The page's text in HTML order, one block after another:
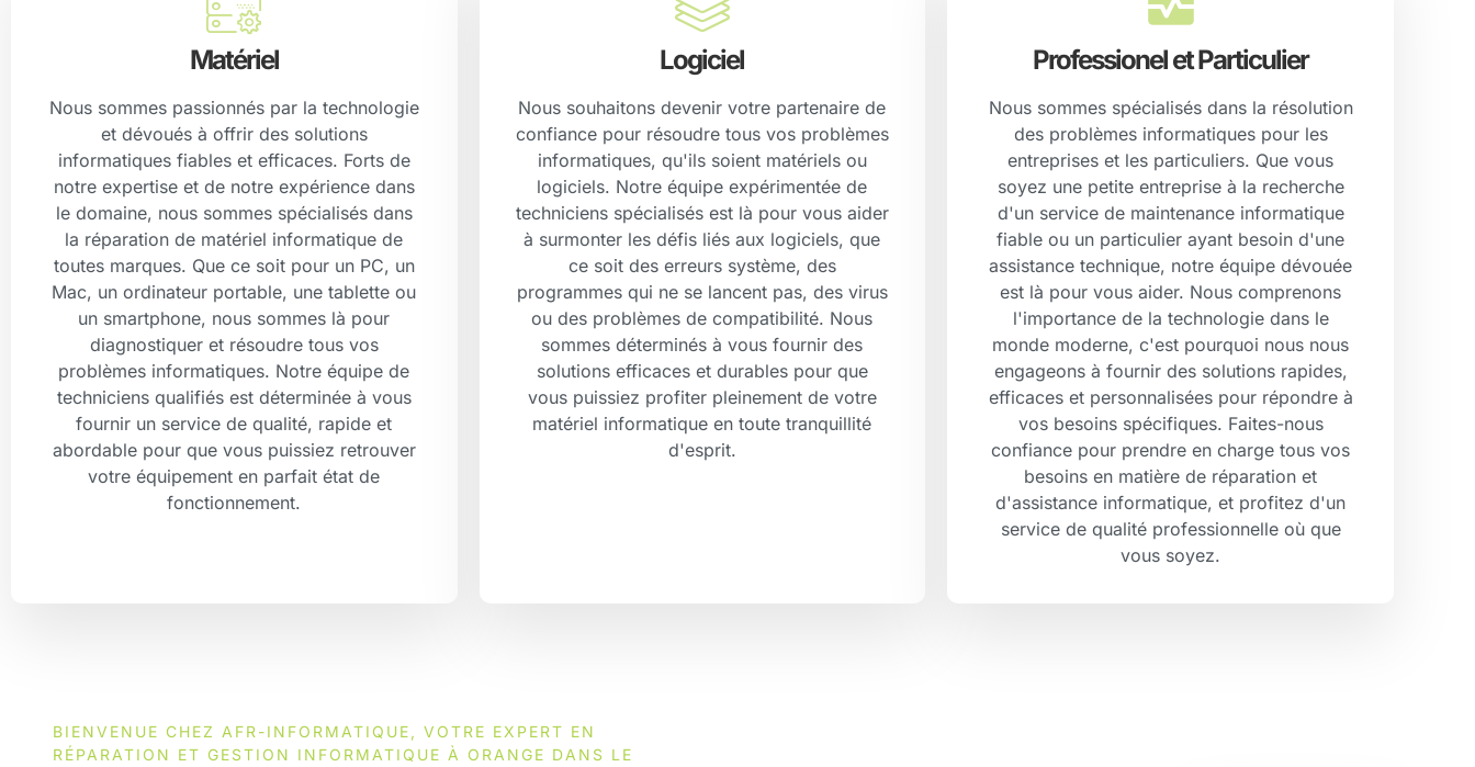
Matériel
Nous sommes passionnés par la technologie
et dévoués à offrir des solutions
informatiques fiables et efficaces. Forts de
notre expertise et de notre expérience dans
le domaine, nous sommes spécialisés dans
la réparation de matériel informatique de
toutes marques. Que ce soit pour un PC, un
Mac, un ordinateur portable, une tablette ou
un smartphone, nous sommes là pour
diagnostiquer et résoudre tous vos
problèmes informatiques. Notre équipe de
techniciens qualifiés est déterminée à vous
fournir un service de qualité, rapide et
abordable pour que vous puissiez retrouver
votre équipement en parfait état de
fonctionnement.
Logiciel
Nous souhaitons devenir votre partenaire de
confiance pour résoudre tous vos problèmes
informatiques, qu'ils soient matériels ou
logiciels. Notre équipe expérimentée de
techniciens spécialisés est là pour vous aider
à surmonter les défis liés aux logiciels, que
ce soit des erreurs système, des
programmes qui ne se lancent pas, des virus
ou des problèmes de compatibilité. Nous
sommes déterminés à vous fournir des
solutions efficaces et durables pour que
vous puissiez profiter pleinement de votre
matériel informatique en toute tranquillité
d'esprit.
Professionel et Particulier
Nous sommes spécialisés dans la résolution
des problèmes informatiques pour les
entreprises et les particuliers. Que vous
soyez une petite entreprise à la recherche
d'un service de maintenance informatique
fiable ou un particulier ayant besoin d'une
assistance technique, notre équipe dévouée
est là pour vous aider. Nous comprenons
l'importance de la technologie dans le
monde moderne, c'est pourquoi nous nous
engageons à fournir des solutions rapides,
efficaces et personnalisées pour répondre à
vos besoins spécifiques. Faites-nous
confiance pour prendre en charge tous vos
besoins en matière de réparation et
d'assistance informatique, et profitez d'un
service de qualité professionnelle où que
vous soyez.
BIENVENUE CHEZ AFR-INFORMATIQUE, VOTRE EXPERT EN
RÉPARATION ET GESTION INFORMATIQUE À ORANGE DANS LE